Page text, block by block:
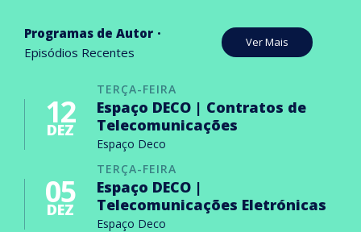
Programas de Autor
Episódios Recentes
Ver Mais
TERÇA-FEIRA
12
DEZ
Espaço DECO | Contratos de
Telecomunicações
Espaço Deco
TERÇA-FEIRA
05
DEZ
Espaço DECO |
Telecomunicações Eletrónicas
Espaço Deco